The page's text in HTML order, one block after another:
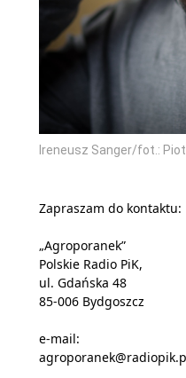
Ireneusz Sanger/fot.:
Zapraszam do kontaktu:
„Agroporanek”
Polskie Radio PiK,
ul. Gdańska 48
85-006 Bydgoszcz
e-mail: